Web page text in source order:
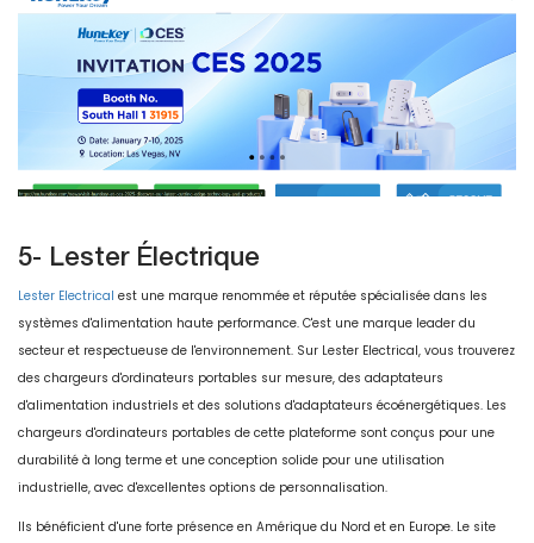
5- Lester Électrique
Lester Electrical est une marque renommée et réputée spécialisée dans les
systèmes d'alimentation haute performance. C'est une marque leader du
secteur et respectueuse de l'environnement. Sur Lester Electrical, vous trouverez
des chargeurs d'ordinateurs portables sur mesure, des adaptateurs
d'alimentation industriels et des solutions d'adaptateurs écoénergétiques. Les
chargeurs d'ordinateurs portables de cette plateforme sont conçus pour une
durabilité à long terme et une conception solide pour une utilisation
industrielle, avec d'excellentes options de personnalisation.
Ils bénéficient d'une forte présence en Amérique du Nord et en Europe. Le site